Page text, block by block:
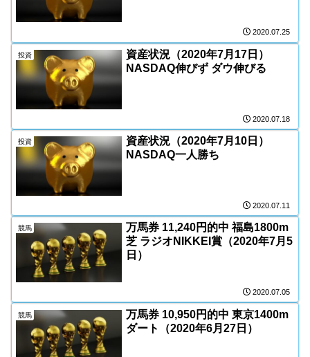
2020.07.25
投資
資産状況（2020年7月17日）
NASDAQ伸びず ダウ伸びる
2020.07.18
投資
資産状況（2020年7月10日）
NASDAQ一人勝ち
2020.07.11
競馬
万馬券 11,240円的中 福島1800m
芝 ラジオNIKKEI賞（2020年7月5
日）
2020.07.05
競馬
万馬券 10,950円的中 東京1400m
ダート（2020年6月27日）